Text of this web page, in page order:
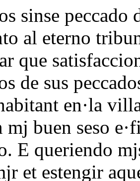
sinse peccado
al eterno
que
de sus
en·la
mj buen seso
E queriendo
et estengir